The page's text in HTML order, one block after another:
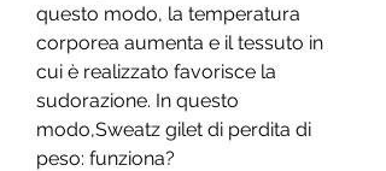
questo modo, la temperatura
corporea aumenta e il tessuto in
cui è realizzato favorisce la
sudorazione. In questo
modo,Sweatz gilet di perdita di
peso: funziona?